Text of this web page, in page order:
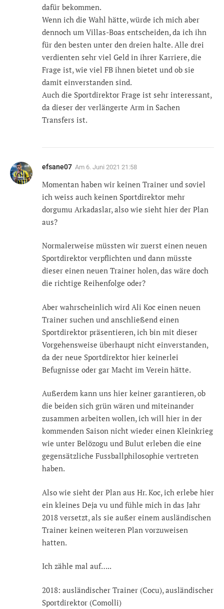
dafür bekommen.
Wenn ich die Wahl hätte, würde ich mich aber
dennoch um Villas-Boas entscheiden, da ich ihn
für den besten unter den dreien halte. Alle drei
verdienten sehr viel Geld in ihrer Karriere, die
Frage ist, wie viel FB ihnen bietet und ob sie
damit einverstanden sind.
Auch die Sportdirektor Frage ist sehr interessant,
da dieser der verlängerte Arm in Sachen
Transfers ist.
efsane07 Am 6. Juni 2021 21:58
Momentan haben wir keinen Trainer und soviel
ich weiss auch keinen Sportdirektor mehr
dorgumu Arkadaslar, also wie sieht hier der Plan
aus?
Normalerweise müssten wir zuerst einen neuen
Sportdirektor verpflichten und dann müsste
dieser einen neuen Trainer holen, das wäre doch
die richtige Reihenfolge oder?
Aber wahrscheinlich wird Ali Koc einen neuen
Trainer suchen und anschließend einen
Sportdirektor präsentieren, ich bin mit dieser
Vorgehensweise überhaupt nicht einverstanden,
da der neue Sportdirektor hier keinerlei
Befugnisse oder gar Macht im Verein hätte.
Außerdem kann uns hier keiner garantieren, ob
die beiden sich grün wären und miteinander
zusammen arbeiten wollen, ich will hier in der
kommenden Saison nicht wieder einen Kleinkrieg
wie unter Belözogu und Bulut erleben die eine
gegensätzliche Fussballphilosophie vertreten
haben.
Also wie sieht der Plan aus Hr. Koc, ich erlebe hier
ein kleines Deja vu und fühle mich in das Jahr
2018 versetzt, als sie außer einem ausländischen
Trainer keinen weiteren Plan vorzuweisen
hatten.
Ich zähle mal auf…..
2018: ausländischer Trainer (Cocu), ausländischer
Sportdirektor (Comolli)